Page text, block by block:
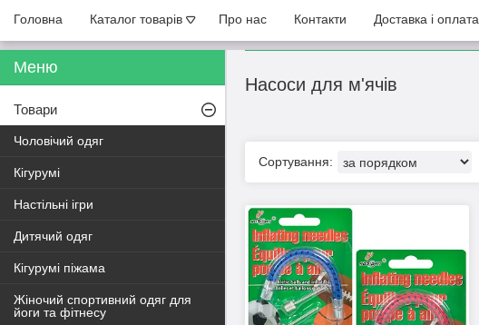
Головна Каталог товарів Про нас Контакти Доставка і оплата
Насоси для м'ячів
Товари
Чоловічий одяг
Кігурумі
Настільні ігри
Дитячий одяг
Кігурумі піжама
Жіночий спортивний одяг для
йоги та фітнесу